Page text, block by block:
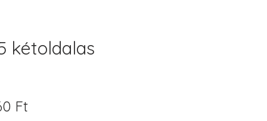
kétoldalas
FtAkciós